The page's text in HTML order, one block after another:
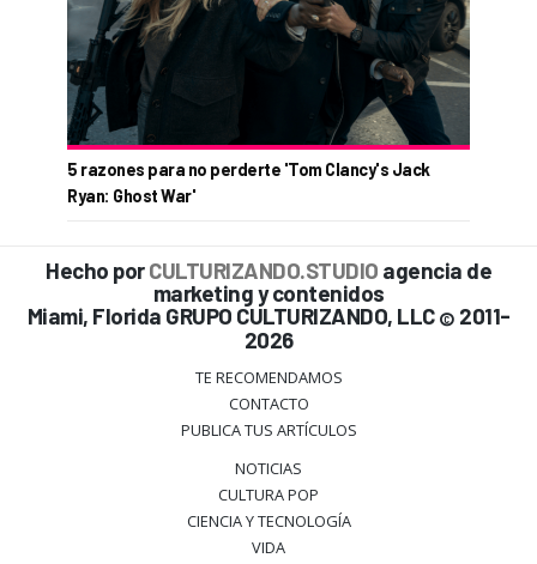
5 razones para no perderte 'Tom Clancy's Jack
Ryan: Ghost War'
Hecho porCULTURIZANDO.STUDIO agencia de
marketing y contenidos
Miami, Florida GRUPO CULTURIZANDO, LLC © 2011-
2026
TE RECOMENDAMOS
CONTACTO
PUBLICA TUS ARTÍCULOS
NOTICIAS
CULTURA POP
CIENCIA Y TECNOLOGÍA
VIDA